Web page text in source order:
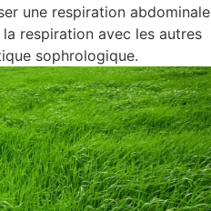
une respiration abdominale
respiration avec les autres
sophrologique.